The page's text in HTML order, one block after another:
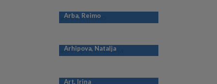
Arba, Reimo
Arhipova, Natalja
Art, Irina